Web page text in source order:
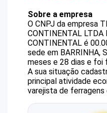
Sobre a empresa
O CNPJ da empresa
CONTINENTAL LTDA
CONTINENTAL é
sede em BARRINHA,
meses e 28 dias e foi
A sua situação
principal atividade
varejista de ferragens